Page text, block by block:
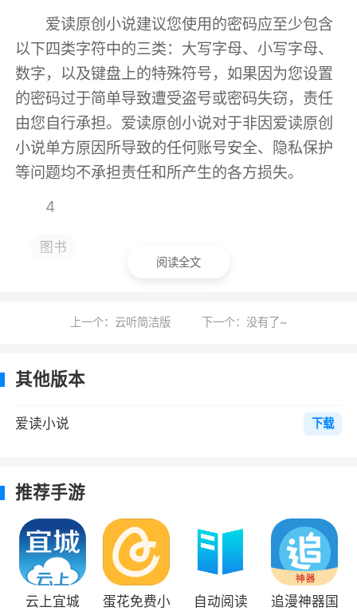
爱读原创小说建议您使用的密码应至少包含
以下四类字符中的三类：大写字母、小写字母、
数字，以及键盘上的特殊符号，如果因为您设置
的密码过于简单导致遭受盗号或密码失窃，责任
由您自行承担。爱读原创小说对于非因爱读原创
小说单方原因所导致的任何账号安全、隐私保护
等问题均不承担责任和所产生的各方损失。
4
爱读原创小说账户使用权仅属于初始申请注
册人，禁止赠与、借用、租用、转让或售卖。如
权在未经通知的情况下回收该账号而无需向该账
承担。爱读禁止用户私下有偿或无偿转让账号，
以免因账号问题产生纠纷，用户应当自行承担因
违反此要求而遭致的任何损失，同时爱读保留追
5
您应当承担爱读原创小说账号激活后的保管
责任，并就其账号项下之一切活动负全部责任。
您须重视爱读原创小说账号保护，您同意如发现
他人未经许可使用其账号时立即通知爱读。
图书
阅读全文
上一个：云听简洁版 下一个：没有了~
其他版本
爱读小说 下载
推荐手游
云上宜城
蛋花免费小
自动阅读
追漫神器国